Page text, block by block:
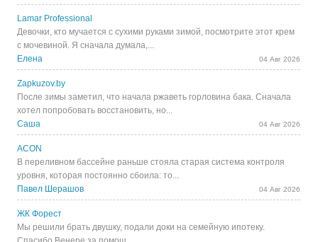
Lamar Professional
Девочки, кто мучается с сухими руками зимой, посмотрите этот крем
с мочевиной. Я сначала думала,...
Елена
04 Авг 2026
Zapkuzov.by
После зимы заметил, что начала ржаветь горловина бака. Сначала
хотел попробовать восстановить, но...
Саша
04 Авг 2026
ACON
В переливном бассейне раньше стояла старая система контроля
уровня, которая постоянно сбоила: то...
Павел Шерашов
04 Авг 2026
ЖК Форест
Мы решили брать двушку, подали доки на семейную ипотеку.